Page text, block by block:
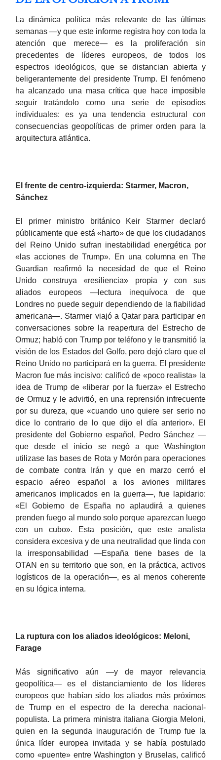
La dinámica política más relevante de las últimas
semanas —y que este informe registra hoy con toda la
atención que merece— es la proliferación sin
precedentes de líderes europeos, de todos los
espectros ideológicos, que se distancian abierta y
beligerantemente del presidente Trump. El fenómeno
ha alcanzado una masa crítica que hace imposible
seguir tratándolo como una serie de episodios
individuales: es ya una tendencia estructural con
consecuencias geopolíticas de primer orden para la
arquitectura atlántica.
El frente de centro-izquierda: Starmer, Macron,
Sánchez
El primer ministro británico Keir Starmer declaró
públicamente que está «harto» de que los ciudadanos
del Reino Unido sufran inestabilidad energética por
«las acciones de Trump». En una columna en The
Guardian reafirmó la necesidad de que el Reino
Unido construya «resiliencia» propia y con sus
aliados europeos —lectura inequívoca de que
Londres no puede seguir dependiendo de la fiabilidad
americana—. Starmer viajó a Qatar para participar en
conversaciones sobre la reapertura del Estrecho de
Ormuz; habló con Trump por teléfono y le transmitió la
visión de los Estados del Golfo, pero dejó claro que el
Reino Unido no participará en la guerra. El presidente
Macron fue más incisivo: calificó de «poco realista» la
idea de Trump de «liberar por la fuerza» el Estrecho
de Ormuz y le advirtió, en una reprensión infrecuente
por su dureza, que «cuando uno quiere ser serio no
dice lo contrario de lo que dijo el día anterior». El
presidente del Gobierno español, Pedro Sánchez —
que desde el inicio se negó a que Washington
utilizase las bases de Rota y Morón para operaciones
de combate contra Irán y que en marzo cerró el
espacio aéreo español a los aviones militares
americanos implicados en la guerra—, fue lapidario:
«El Gobierno de España no aplaudirá a quienes
prenden fuego al mundo solo porque aparezcan luego
con un cubo». Esta posición, que este analista
considera excesiva y de una neutralidad que linda con
la irresponsabilidad —España tiene bases de la
OTAN en su territorio que son, en la práctica, activos
logísticos de la operación—, es al menos coherente
en su lógica interna.
La ruptura con los aliados ideológicos: Meloni,
Farage
Más significativo aún —y de mayor relevancia
geopolítica— es el distanciamiento de los líderes
europeos que habían sido los aliados más próximos
de Trump en el espectro de la derecha nacional-
populista. La primera ministra italiana Giorgia Meloni,
quien en la segunda inauguración de Trump fue la
única líder europea invitada y se había postulado
como «puente» entre Washington y Bruselas, calificó